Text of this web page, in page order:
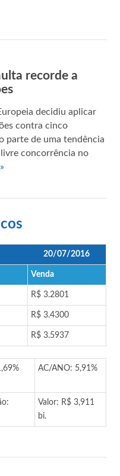
recorde a
decidiu aplicar
contra cinco
parte de uma tendência
concorrência no
20/07/2016
Venda
R$ 3.2801
R$ 3.4300
R$ 3.5937
AC/ANO: 5,91%
Valor: R$ 3,911
bi.